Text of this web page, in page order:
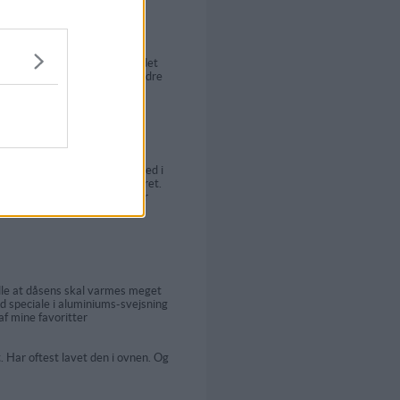
er belagt med, når det
sig i kødet, så er det bedre
man stikker en gaffel ned i
man de citroner ind i dyret.
i ovnen. Behøver
at dåsens skal varmes meget
speciale i aluminiums-svejsning
mine favoritter
Har oftest lavet den i ovnen. Og